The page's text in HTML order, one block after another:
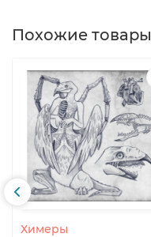
Похожие товары
Химеры